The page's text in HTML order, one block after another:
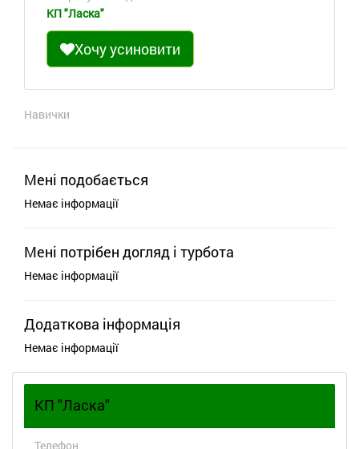
КП "Ласка"
Хочу усиновити
Навички
Мені подобається
Немає інформації
Мені потрібен догляд і турбота
Немає інформації
Додаткова інформація
Немає інформації
КП "Ласка"
Телефон